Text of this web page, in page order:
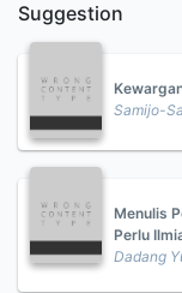
Suggestion
Samijo-
Menulis
Perlu
Dadang